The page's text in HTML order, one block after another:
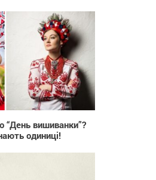
153
“День вишиванки”?
одиниці!